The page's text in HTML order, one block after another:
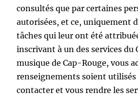
consultés que par certaines
autorisées, et ce, uniquement
tâches qui leur ont été
inscrivant à un des services du
musique de Cap-Rouge, vous
renseignements soient utilisés
contacter et vous rendre les